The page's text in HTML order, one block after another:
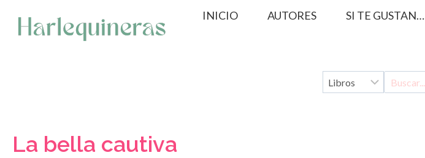
contenido
INICIO AUTORES SI TE GUSTAN…
La bella cautiva